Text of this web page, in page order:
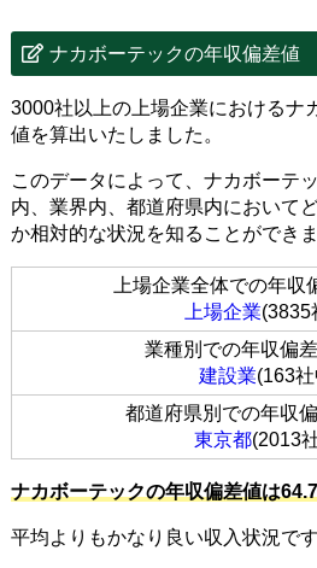
ナカボーテックの年収偏差値
3000社以上の上場企業におけるナ
値を算出いたしました。
このデータによって、ナカボーテ
内、業界内、都道府県内において
か相対的な状況を知ることができま
上場企業全体での年収
上場企業(3835
業種別での年収偏
建設業(163
都道府県別での年収
東京都(2013
ナカボーテックの年収偏差値は64.7
平均よりもかなり良い収入状況です